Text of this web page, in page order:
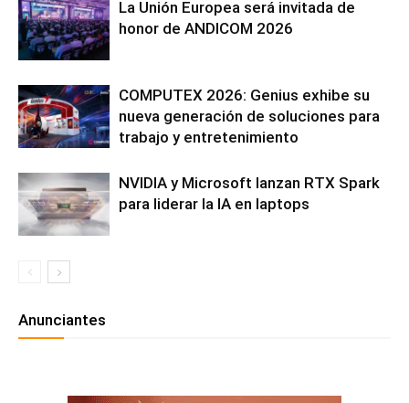
La Unión Europea será invitada de
honor de ANDICOM 2026
COMPUTEX 2026: Genius exhibe su
nueva generación de soluciones para
trabajo y entretenimiento
NVIDIA y Microsoft lanzan RTX Spark
para liderar la IA en laptops
Anunciantes